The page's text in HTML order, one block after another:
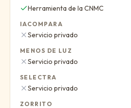
Sí:
Herramienta de la CNMC
IACOMPARA
No:
Servicio privado
MENOS DE LUZ
No:
Servicio privado
SELECTRA
No:
Servicio privado
ZORRITO